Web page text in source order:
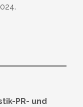
PR- und